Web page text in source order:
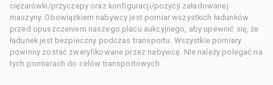
ciężarówki/przyczepy oraz konfiguracji/pozycji załadowanej
maszyny. Obowiązkiem nabywcy jest pomiar wszystkich ładunków
przed opuszczeniem naszego placu aukcyjnego, aby upewnić się, że
ładunek jest bezpieczny podczas transportu. Wszystkie pomiary
powinny zostać zweryfikowane przez nabywcę. Nie należy polegać na
tych pomiarach do celów transportowych.